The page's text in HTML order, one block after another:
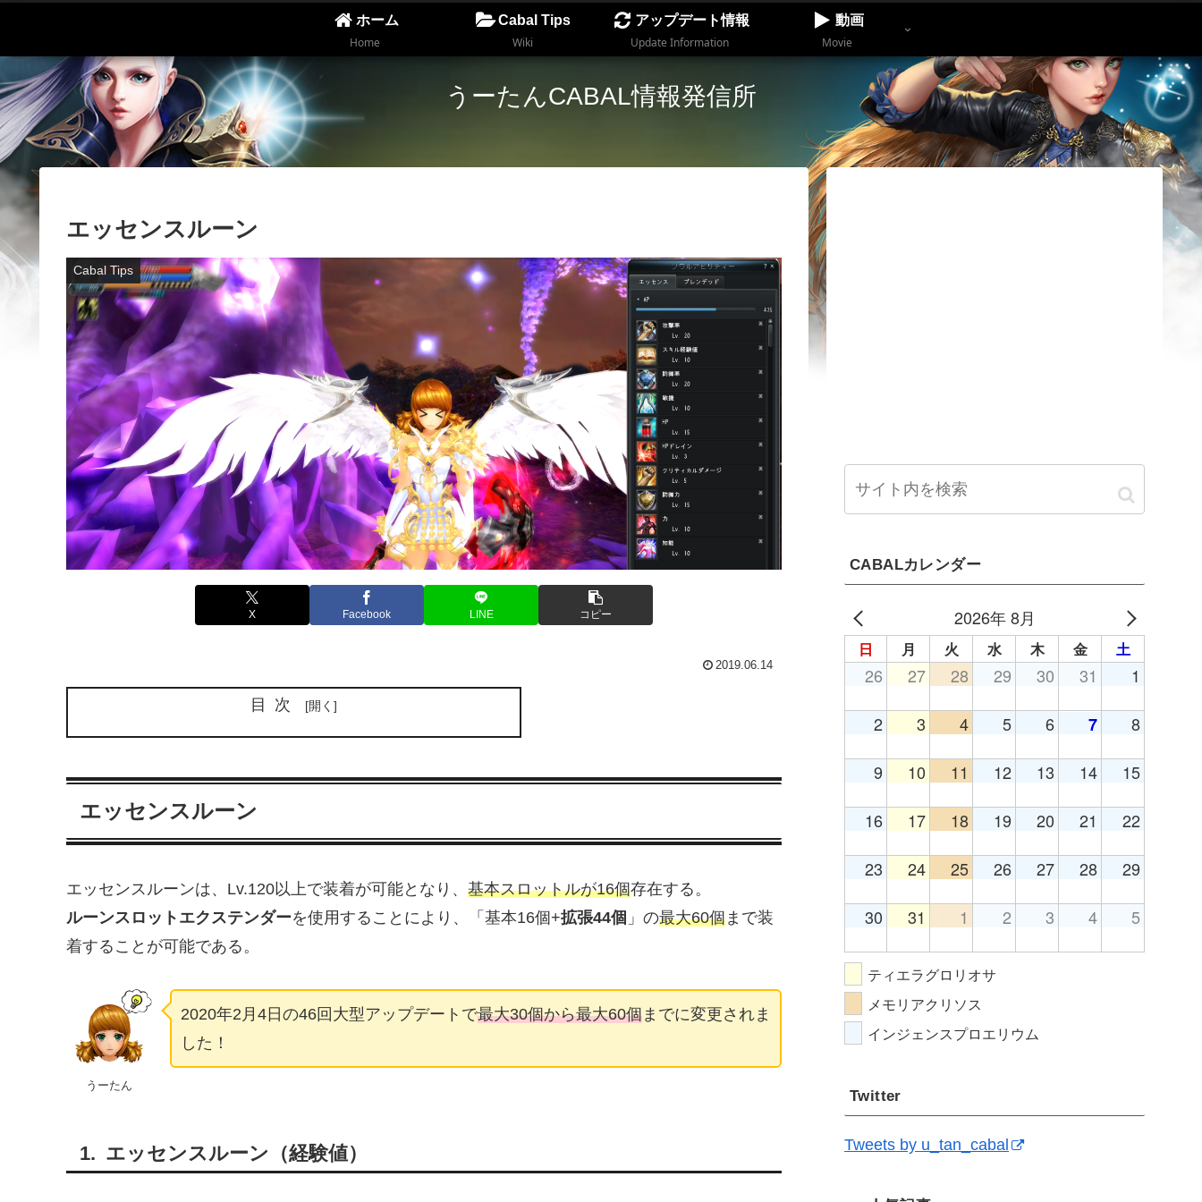
うーたんCABAL情報発信所
ホーム
Home
Cabal Tips
Wiki
アップデート情報
Update Information
動画
Movie
エッセンスルーン
Cabal Tips
X Facebook LINE コピー
2019.06.14
目次
エッセンスルーン
エッセンスルーンは、Lv.120以上で装着が可能となり、 基本スロットルが16個存在する。
ルーンスロットエクステンダーを使用することにより、「基本16個+拡張44個 」の最大60個 まで装
着することが可能である。
うーたん
2020年2月4日の46回大型アップデートで最大30個から最大60個 までに変更されま
した！
エッセンスルーン（経験値）
CABALカレンダー
2026年 8月
日 月 火 水 木 金 土
26 27 28 29 30 31 1
2 3 4 5 6 7 8
9 10 11 12 13 14 15
16 17 18 19 20 21 22
23 24 25 26 27 28 29
30 31 1 2 3 4 5
ティエラグロリオサ
メモリアクリソス
インジェンスプロエリウム
Twitter
Tweets by u_tan_cabal